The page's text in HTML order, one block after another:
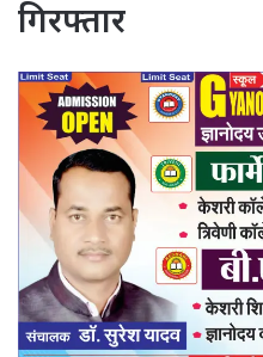
गिरफ्तार